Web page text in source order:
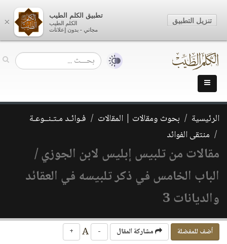
الرئيسية بحوث ومقالات | المقالات
فـوائـد مـتـنــوعـة
منتقى الفوائد
مقالات من تلبيس إبليس لابن الجوزي /
الباب الخامس في ذكر تلبيسه في العقائد
والديانات 3
أضف للمفضلة مشاركة المقال -
+
×
تطبيق الكلم الطيب
الكلم الطيب
مجاني - بدون إعلانات
تنزيل التطبيق